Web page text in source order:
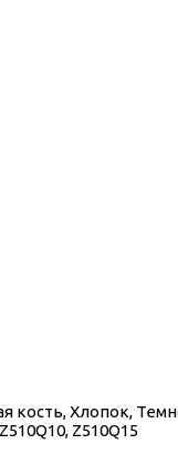
кость, Хлопок,
Z510Q15